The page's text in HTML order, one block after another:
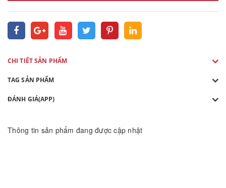
CHI TIẾT SẢN PHẨM
TAG SẢN PHẨM
ĐÁNH GIÁ(APP)
Thông tin sản phẩm đang được cập nhật